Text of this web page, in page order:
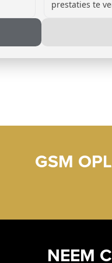
Referentie
Jims Fitness,
GSM
NEEM
prestaties te